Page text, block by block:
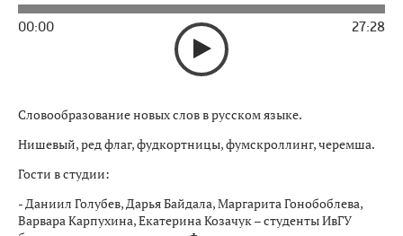
00:00 27:28
Словообразование новых слов в русском языке.
Нишевый, ред флаг, фудкортницы, фумскроллинг, черемша.
Гости в студии:
- Даниил Голубев, Дарья Байдала, Маргарита Гонобоблева,
Варвара Карпухина, Екатерина Козачук – студенты ИвГУ